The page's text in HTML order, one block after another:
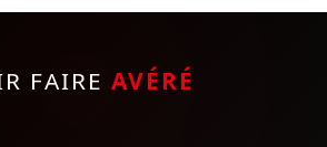
FAIRE AVÉRÉ